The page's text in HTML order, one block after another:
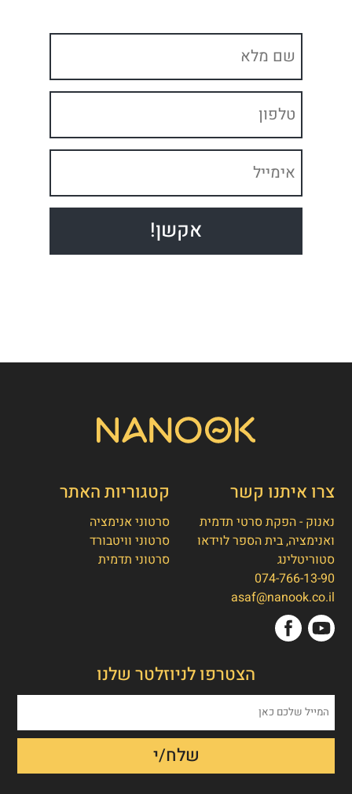
צרו איתנו קשר
נאנוק - הפקת סרטי תדמית
ואנימציה, בית הספר לוידאו
סטוריטלינג
074-766-13-90
asaf@nanook.co.il
קטגוריות האתר
סרטוני אנימציה
סרטוני וויטבורד
סרטוני תדמית
הצטרפו לניוזלטר שלנו
לאתר שלנו!
איך אפשר לעזור לכם היום?
1. הפקת סרט תדמית/אנימציה
2. הטוסטר חבילת סרטוני טסטמוניאלס -